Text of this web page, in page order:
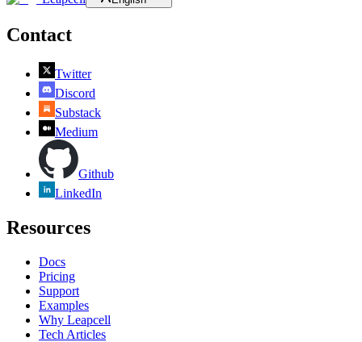
Contact
Twitter
Discord
Substack
Medium
Github
LinkedIn
Resources
Docs
Pricing
Support
Examples
Why Leapcell
Tech Articles